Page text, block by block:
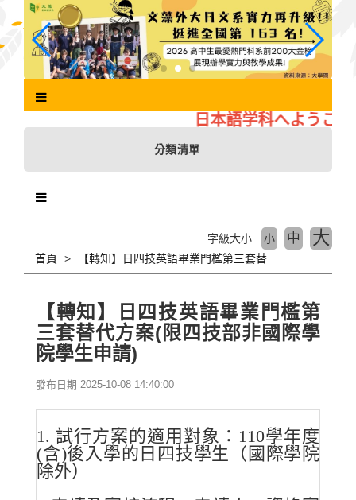
主
日本語学科へようこそ
分類清單
首頁
字級大小 小 中 大
【轉知】日四技英語畢業門檻第
三套替代方案(限四技部非國際學
院學生申請)
發布日期 2025-10-08 14:40:00
1. 試行方案的適用對象：110學年度
(含)後入學的日四技學生（國際學院
除外）